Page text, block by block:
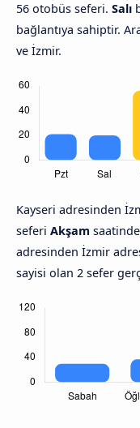
56 otobüs seferi. Salı
bağlantıya sahiptir.
ve İzmir.
Kayseri adresinden
seferi Akşam
adresinden İzmir
sayisi olan 2 sefer